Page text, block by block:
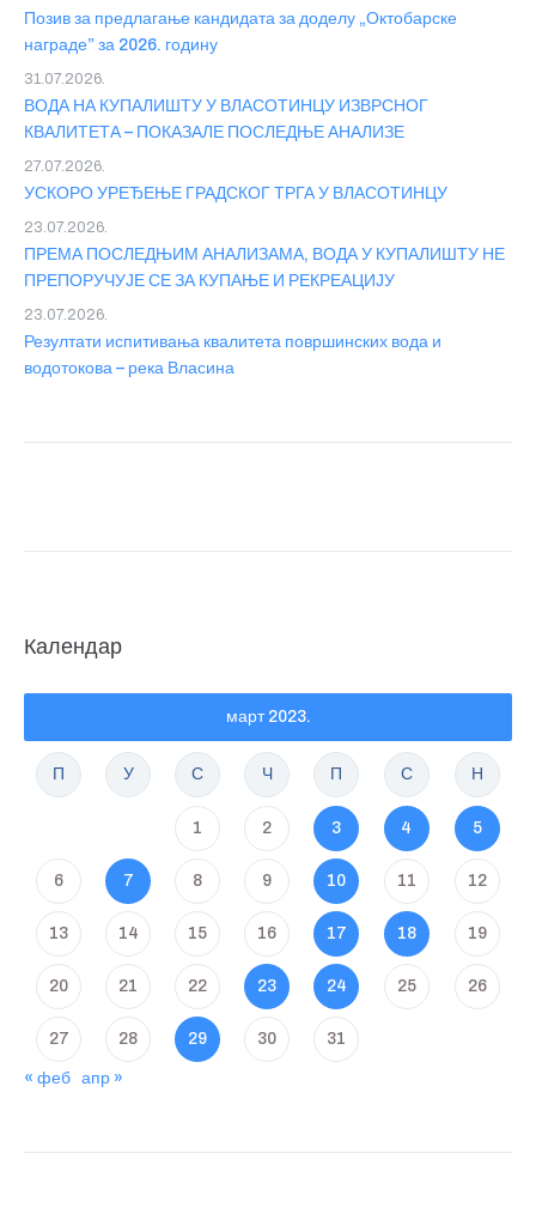
Позив за предлагање кандидата за доделу „Октобарске
награде” за 2026. годину
ВОДА НА КУПАЛИШТУ У ВЛАСОТИНЦУ ИЗВРСНОГ
КВАЛИТЕТА – ПОКАЗАЛЕ ПОСЛЕДЊЕ АНАЛИЗЕ
31.07.2026.
УСКОРО УРЕЂЕЊЕ ГРАДСКОГ ТРГА У ВЛАСОТИНЦУ
27.07.2026.
ПРЕМА ПОСЛЕДЊИМ АНАЛИЗАМА, ВОДА У КУПАЛИШТУ НЕ
ПРЕПОРУЧУЈЕ СЕ ЗА КУПАЊЕ И РЕКРЕАЦИЈУ
23.07.2026.
Резултати испитивања квалитета површинских вода и
водотокова – река Власина
23.07.2026.
Календар
март 2023.
П У С Ч П С Н
1 2 3 4 5
6 7 8 9 10 11 12
13 14 15 16 17 18 19
20 21 22 23 24 25 26
27 28 29 30 31
« феб апр »